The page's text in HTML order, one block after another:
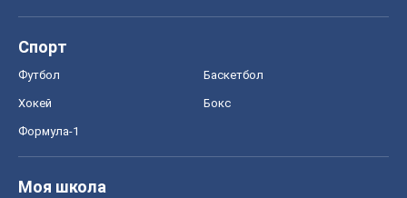
Спорт
Футбол Баскетбол
Хокей Бокс
Формула-1
Моя школа